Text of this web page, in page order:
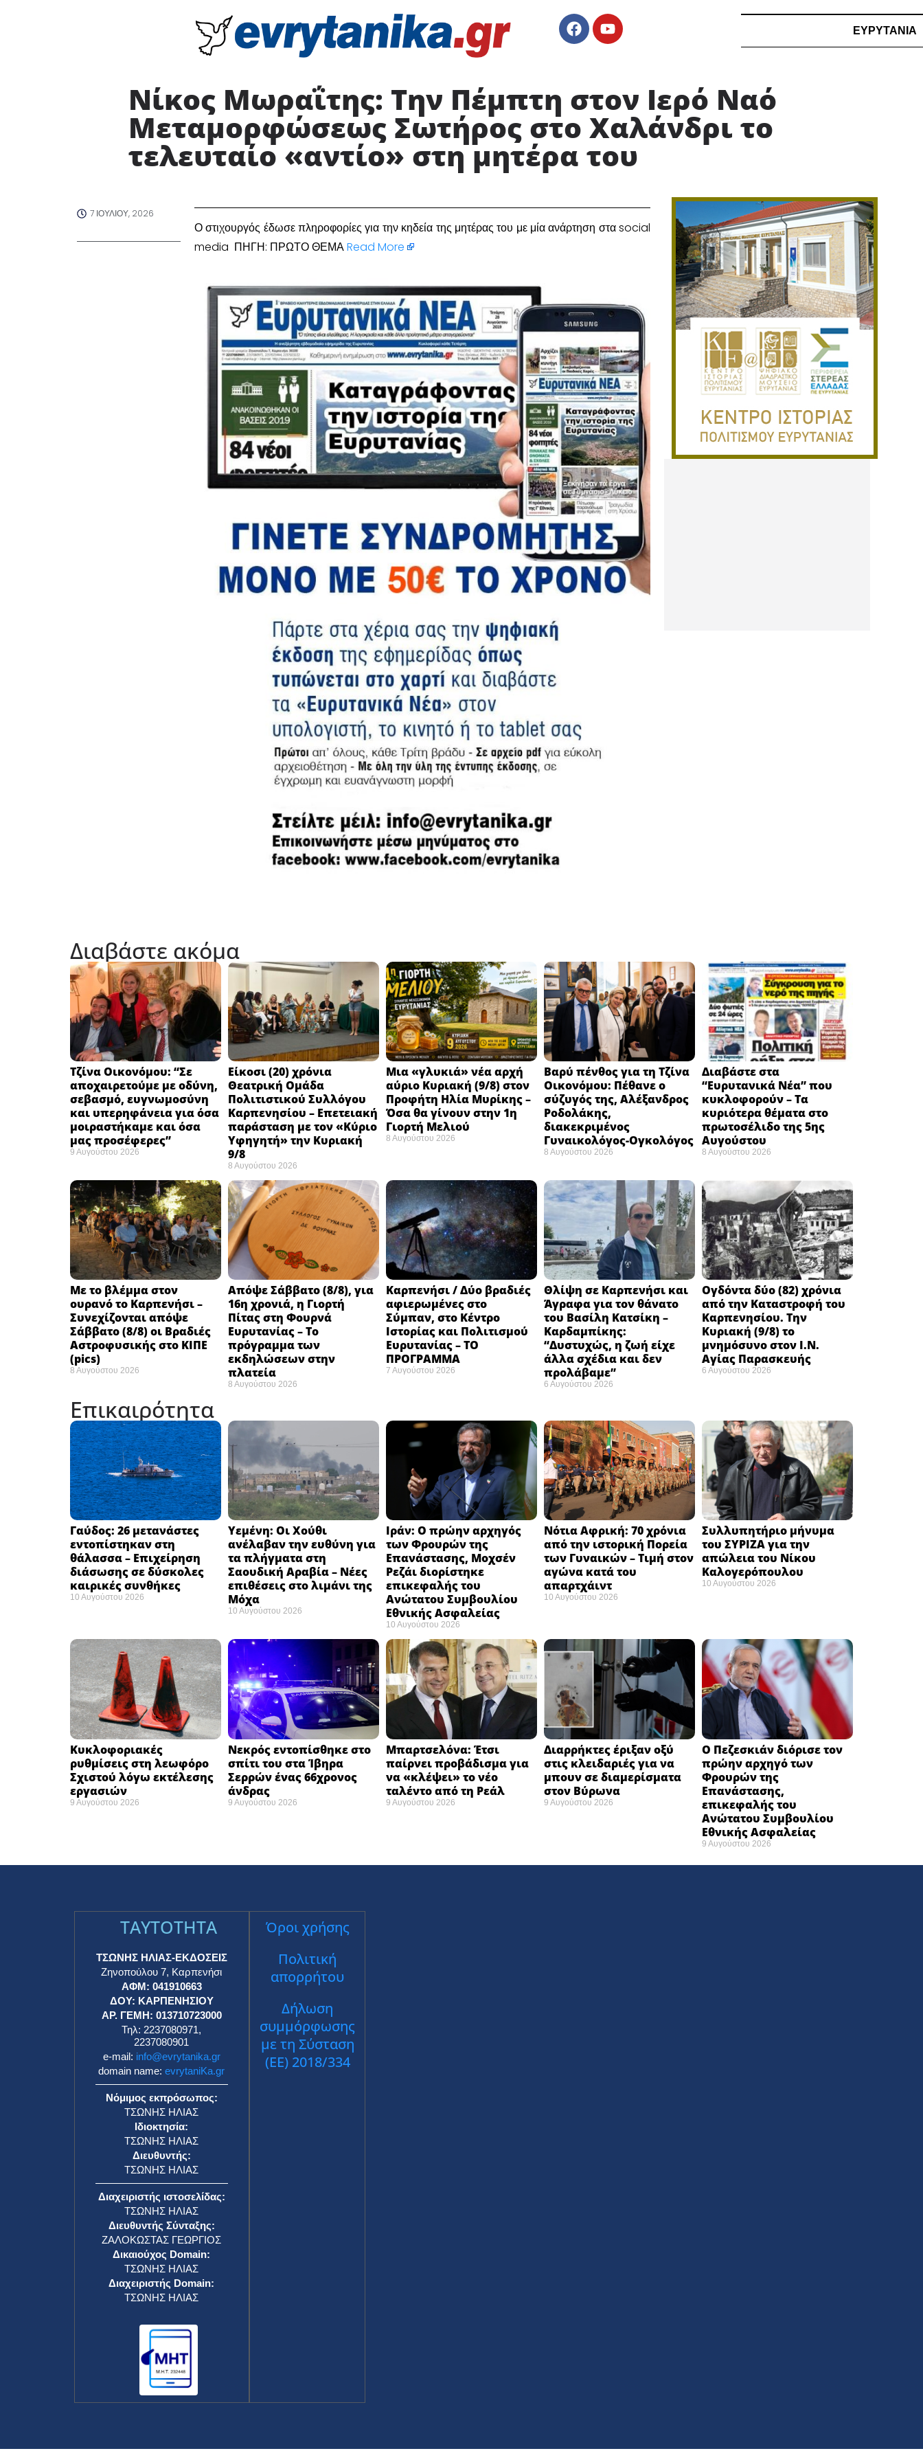
ΕΥΡΥΤΑΝΙΑ
Νίκος Μωραΐτης: Την Πέμπτη στον Ιερό Ναό
Μεταμορφώσεως Σωτήρος στο Χαλάνδρι το
τελευταίο «αντίο» στη μητέρα του
7 ΙΟΥΛΊΟΥ, 2026
Ο στιχουργός έδωσε πληροφορίες για την κηδεία της μητέρας του με μία ανάρτηση στα social
media ΠΗΓΗ: ΠΡΩΤΟ ΘΕΜΑRead More
Διαβάστε ακόμα
Τζίνα Οικονόμου: “Σε
αποχαιρετούμε με οδύνη,
σεβασμό, ευγνωμοσύνη
και υπερηφάνεια για όσα
μοιραστήκαμε και όσα
μας προσέφερες”
9 Αυγούστου 2026
Eίκοσι (20) χρόνια
Θεατρική Ομάδα
Πολιτιστικού Συλλόγου
Καρπενησίου – Επετειακή
παράσταση με τον «Κύριο
Υφηγητή» την Κυριακή
9/8
8 Αυγούστου 2026
Μια «γλυκιά» νέα αρχή
αύριο Κυριακή (9/8) στον
Προφήτη Ηλία Μυρίκης –
Όσα θα γίνουν στην 1η
Γιορτή Μελιού
8 Αυγούστου 2026
Βαρύ πένθος για τη Τζίνα
Οικονόμου: Πέθανε ο
σύζυγός της, Αλέξανδρος
Ροδολάκης,
διακεκριμένος
Γυναικολόγος-Ογκολόγος
8 Αυγούστου 2026
Διαβάστε στα
“Ευρυτανικά Νέα” που
κυκλοφορούν – Τα
κυριότερα θέματα στο
πρωτοσέλιδο της 5ης
Αυγούστου
8 Αυγούστου 2026
Με το βλέμμα στον
ουρανό το Καρπενήσι –
Συνεχίζονται απόψε
Σάββατο (8/8) οι Βραδιές
Αστροφυσικής στο ΚΙΠΕ
(pics)
8 Αυγούστου 2026
Απόψε Σάββατο (8/8), για
16η χρονιά, η Γιορτή
Πίτας στη Φουρνά
Ευρυτανίας – Το
πρόγραμμα των
εκδηλώσεων στην
πλατεία
8 Αυγούστου 2026
Καρπενήσι / Δύο βραδιές
αφιερωμένες στο
Σύμπαν, στο Κέντρο
Ιστορίας και Πολιτισμού
Ευρυτανίας – ΤΟ
ΠΡΟΓΡΑΜΜΑ
7 Αυγούστου 2026
Θλίψη σε Καρπενήσι και
Άγραφα για τον θάνατο
του Βασίλη Κατσίκη –
Καρδαμπίκης:
“Δυστυχώς, η ζωή είχε
άλλα σχέδια και δεν
προλάβαμε”
6 Αυγούστου 2026
Ογδόντα δύο (82) χρόνια
από την Καταστροφή του
Καρπενησίου. Την
Κυριακή (9/8) το
μνημόσυνο στον Ι.Ν.
Αγίας Παρασκευής
6 Αυγούστου 2026
Επικαιρότητα
Γαύδος: 26 μετανάστες
εντοπίστηκαν στη
θάλασσα – Επιχείρηση
διάσωσης σε δύσκολες
καιρικές συνθήκες ​
10 Αυγούστου 2026
Υεμένη: Οι Χούθι
ανέλαβαν την ευθύνη για
τα πλήγματα στη
Σαουδική Αραβία – Νέες
επιθέσεις στο λιμάνι της
Μόχα ​
10 Αυγούστου 2026
Ιράν: Ο πρώην αρχηγός
των Φρουρών της
Επανάστασης, Μοχσέν
Ρεζάι διορίστηκε
επικεφαλής του
Ανώτατου Συμβουλίου
Εθνικής Ασφαλείας ​
10 Αυγούστου 2026
Νότια Αφρική: 70 χρόνια
από την ιστορική Πορεία
των Γυναικών – Τιμή στον
αγώνα κατά του
απαρτχάιντ ​
10 Αυγούστου 2026
Συλλυπητήριο μήνυμα
του ΣΥΡΙΖΑ για την
απώλεια του Νίκου
Καλογερόπουλου ​
10 Αυγούστου 2026
Κυκλοφοριακές
ρυθμίσεις στη λεωφόρο
Σχιστού λόγω εκτέλεσης
εργασιών
9 Αυγούστου 2026
Νεκρός εντοπίσθηκε στο
σπίτι του στα Ίβηρα
Σερρών ένας 66χρονος
άνδρας
9 Αυγούστου 2026
Μπαρτσελόνα: Έτσι
παίρνει προβάδισμα για
να «κλέψει» το νέο
ταλέντο από τη Ρεάλ
9 Αυγούστου 2026
Διαρρήκτες έριξαν οξύ
στις κλειδαριές για να
μπουν σε διαμερίσματα
στον Βύρωνα
9 Αυγούστου 2026
Ο Πεζεσκιάν διόρισε τον
πρώην αρχηγό των
Φρουρών της
Επανάστασης,
επικεφαλής του
Ανώτατου Συμβουλίου
Εθνικής Ασφαλείας
9 Αυγούστου 2026
TAYTOTHTA
ΤΣΩΝΗΣ ΗΛΙΑΣ-ΕΚΔΟΣΕΙΣ
Ζηνοπούλου 7, Καρπενήσι
ΑΦΜ: 041910663
ΔΟΥ: ΚΑΡΠΕΝΗΣΙΟΥ
ΑΡ. ΓΕΜΗ: 013710723000
Τηλ: 2237080971,
2237080901
e-mail: info@evrytanika.gr
domain name:evrytaniKa.gr
Νόμιμος εκπρόσωπος:
ΤΣΩΝΗΣ ΗΛΙΑΣ
Ιδιοκτησία:
ΤΣΩΝΗΣ ΗΛΙΑΣ
Διευθυντής:
ΤΣΩΝΗΣ ΗΛΙΑΣ
Διαχειριστής ιστοσελίδας:
ΤΣΩΝΗΣ ΗΛΙΑΣ
Διευθυντής Σύνταξης:
ΖΑΛΟΚΩΣΤΑΣ ΓΕΩΡΓΙΟΣ
Δικαιούχος Domain:
ΤΣΩΝΗΣ ΗΛΙΑΣ
Διαχειριστής Domain:
ΤΣΩΝΗΣ ΗΛΙΑΣ
Όροι χρήσης
Πολιτική
απορρήτου
Δήλωση
συμμόρφωσης
με τη Σύσταση
(ΕΕ) 2018/334